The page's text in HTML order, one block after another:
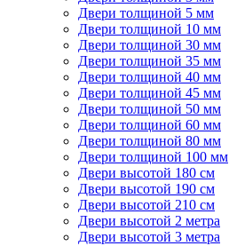
Двери толщиной 5 мм
Двери толщиной 10 мм
Двери толщиной 30 мм
Двери толщиной 35 мм
Двери толщиной 40 мм
Двери толщиной 45 мм
Двери толщиной 50 мм
Двери толщиной 60 мм
Двери толщиной 80 мм
Двери толщиной 100 мм
Двери высотой 180 см
Двери высотой 190 см
Двери высотой 210 см
Двери высотой 2 метра
Двери высотой 3 метра